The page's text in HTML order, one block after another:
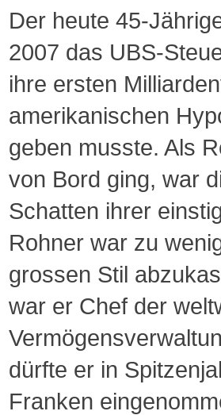
Der heute 45-
2007 das UBS-
ihre ersten
amerikanischen
geben musste. Als
von Bord ging, war
Schatten ihrer
Rohner war zu
grossen Stil
war er Chef der
dürfte er in
Franken